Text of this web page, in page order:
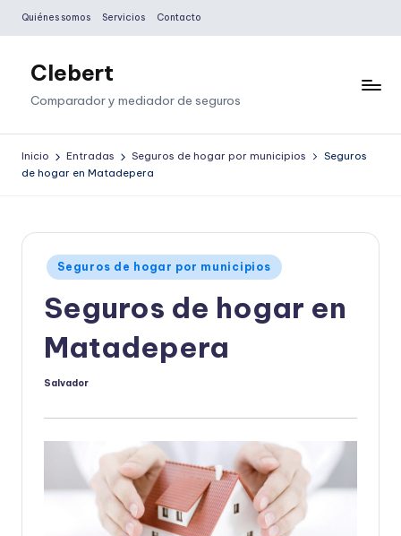
Saltar
contenido
Quiénes somos Servicios Contacto
Clebert
Comparador y mediador de seguros
Inicio Entradas Seguros de hogar por municipios
Seguros
de hogar en Matadepera
Publicado
en
Seguros de hogar por municipios
Seguros de hogar en
Matadepera
Publicado
Salvador